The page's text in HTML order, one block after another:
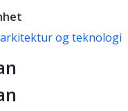
og teknologi